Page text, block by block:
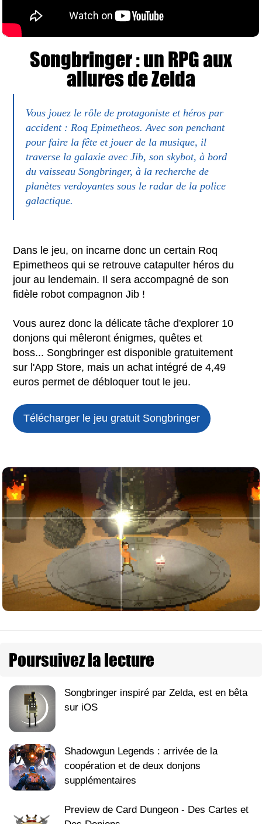
Songbringer : un RPG aux
allures de Zelda
Vous jouez le rôle de protagoniste et héros par
accident : Roq Epimetheos. Avec son penchant
pour faire la fête et jouer de la musique, il
traverse la galaxie avec Jib, son skybot, à bord
du vaisseau Songbringer, à la recherche de
planètes verdoyantes sous le radar de la police
galactique.
Dans le jeu, on incarne donc un certain Roq
Epimetheos qui se retrouve catapulter héros du
jour au lendemain. Il sera accompagné de son
fidèle robot compagnon Jib !
Vous aurez donc la délicate tâche d'explorer 10
donjons qui mêleront énigmes, quêtes et
boss... Songbringer est disponible gratuitement
sur l'App Store, mais un achat intégré de 4,49
euros permet de débloquer tout le jeu.
Télécharger le jeu gratuit Songbringer
Poursuivez la lecture
Songbringer inspiré par Zelda, est en bêta
sur iOS
Shadowgun Legends : arrivée de la
coopération et de deux donjons
supplémentaires
Preview de Card Dungeon - Des Cartes et